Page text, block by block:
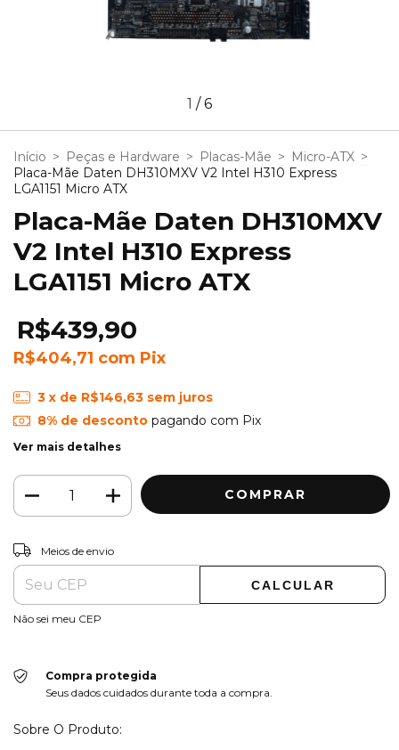
1 /6
Início > Peças e Hardware > Placas-Mãe > Micro-ATX >
Placa-Mãe Daten DH310MXV V2 Intel H310 Express
LGA1151 Micro ATX
Placa-Mãe Daten DH310MXV
V2 Intel H310 Express
LGA1151 Micro ATX
R$439,90
R$404,71 com Pix
3 x de R$146,63 sem juros
8% de descontopagando com Pix
Ver mais detalhes
Entregas para o CEP:
Meios de envio
CALCULAR
Não sei meu CEP
Compra protegida
Seus dados cuidados durante toda a compra.
Sobre O Produto: